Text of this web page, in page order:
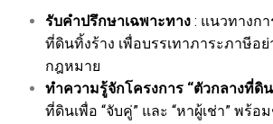
รับคำปรึกษาเฉพาะทาง : แนวทางก
ที่ดินทิ้งร้าง เพื่อบรรเทาภาระภาษีอ
กฎหมาย
ทำความรู้จักโครงการ “ตัวกลางที่ดิ
ที่ดินเพื่อ “จับคู่” และ “หาผู้เช่า” พร้